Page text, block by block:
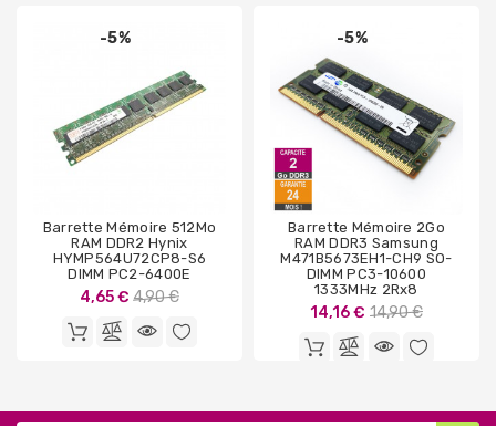
-5%
Barrette Mémoire 512Mo
RAM DDR2 Hynix
HYMP564U72CP8-S6
DIMM PC2-6400E
4,65 € Prix
base
4,90 €
-5%
Barrette Mémoire 2Go
RAM DDR3 Samsung
M471B5673EH1-CH9 SO-
DIMM PC3-10600
1333MHz 2Rx8
14,16 € Prix
base
14,90 €